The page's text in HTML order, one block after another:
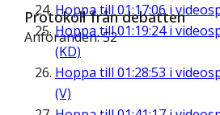
Hoppa till 01:17:06 i
Hoppa till01:19:24i
(KD)
Hoppa till 01:28:53 i
(V)
Protokoll från debatten
Anföranden: 52